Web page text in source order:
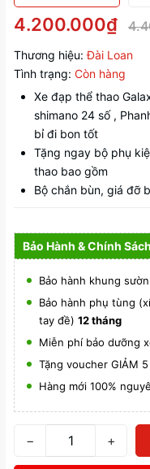
4.200.000₫
Thương hiệu: Đài Loan
Tình trạng: Còn hàng
Xe đạp thể thao
shimano 24 số ,
bỉ đi bon tốt
Tặng ngay bộ phụ
thao bao gồm
Bộ chắn bùn, giá đỡ
Bảo Hành & Chính
Bảo hành khung sườn
Bảo hành phụ tùng
tay đề) 12 tháng
Miễn phí bảo dưỡng
Tặng voucher GIẢM
Hàng mới 100%
− +